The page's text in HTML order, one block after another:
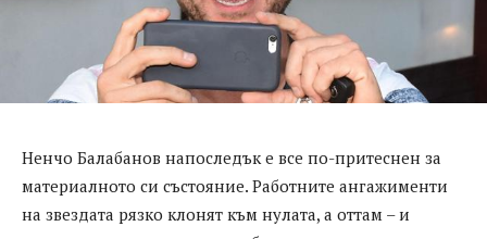
Ненчо Балабанов напоследък е все по-притеснен за
материалното си състояние. Работните ангажименти
на звездата рязко клонят към нулата, а оттам – и